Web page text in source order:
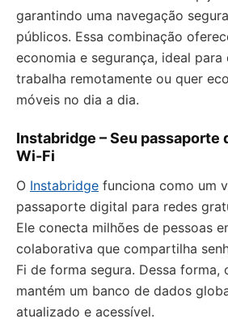
garantindo uma navegação
públicos. Essa combinação
economia e segurança, ideal para
trabalha remotamente ou quer
móveis no dia a dia.
Instabridge – Seu passaporte
Wi-Fi
O Instabridge funciona como um
passaporte digital para redes
Ele conecta milhões de pessoas
colaborativa que compartilha
Fi de forma segura. Dessa forma,
mantém um banco de dados
atualizado e acessível.